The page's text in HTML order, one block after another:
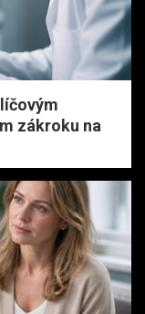
zákroku na